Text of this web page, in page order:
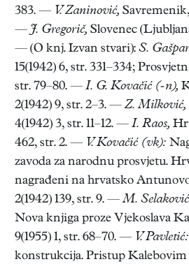
383. — V. Zaninović,
— J. Gregorič, Slovenec
— (O knj. Izvan stvari): S.
15(1942) 6, str. 331–334;
str. 79–80. — I. G. Kovačić (-n),
2(1942) 9, str. 2–3. — Z. Milković,
4(1942) 3, str. 11–12. — I. Raos,
462, str. 2. — V. Kovačić (vk):
zavoda za narodnu prosvjetu.
nagrađeni na hrvatsko
2(1942) 139, str. 9. —M.
Nova knjiga proze Vjekoslava
9(1955) 1, str. 68–70. — V. Pavletić:
konstrukcija. Pristup Kalebovim